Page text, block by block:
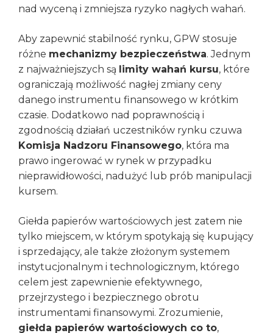
nad wyceną i zmniejsza ryzyko nagłych wahań.
Aby zapewnić stabilność rynku, GPW stosuje
różne mechanizmy bezpieczeństwa. Jednym
z najważniejszych są limity wahań kursu, które
ograniczają możliwość nagłej zmiany ceny
danego instrumentu finansowego w krótkim
czasie. Dodatkowo nad poprawnością i
zgodnością działań uczestników rynku czuwa
Komisja Nadzoru Finansowego, która ma
prawo ingerować w rynek w przypadku
nieprawidłowości, nadużyć lub prób manipulacji
kursem.
Giełda papierów wartościowych jest zatem nie
tylko miejscem, w którym spotykają się kupujący
i sprzedający, ale także złożonym systemem
instytucjonalnym i technologicznym, którego
celem jest zapewnienie efektywnego,
przejrzystego i bezpiecznego obrotu
instrumentami finansowymi. Zrozumienie,
giełda papierów wartościowych co to,